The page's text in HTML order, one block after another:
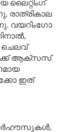
ലൈറ്റിംഗ്
രാത്രികാല
വയറിംഗോ
ചെലവ്
ആക്‌സസ്
​​ഇത്